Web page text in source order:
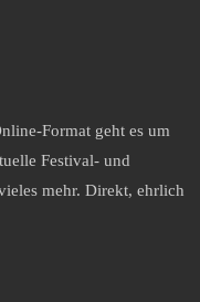
Format geht es um
Festival- und
mehr. Direkt, ehrlich